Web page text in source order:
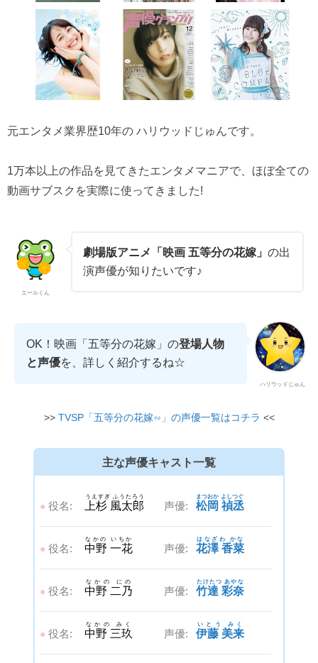
元エンタメ業界歴10年の ハリウッドじゅんです。
1万本以上の作品を見てきたエンタメマニアで、ほぼ全ての
動画サブスクを実際に使ってきました!
エールくん
劇場版アニメ「映画 五等分の花嫁」 の出
演声優が知りたいです♪
ハリウッドじゅん
OK！映画「五等分の花嫁」の登場人物
と声優を、詳しく紹介するね☆
>> TVSP「五等分の花嫁∽」の声優一覧はコチラ <<
主な声優キャスト一覧
● 役名: 上杉 風太郎
うえすぎ ふうたろう
声優: 松岡 禎丞
まつおか よしつぐ
● 役名: 中野 一花
なかの いちか
声優: 花澤 香菜
はなざわ かな
● 役名: 中野 二乃
なかの にの
声優: 竹達 彩奈
たけたつ あやな
● 役名: 中野 三玖
なかの みく
声優: 伊藤 美来
いとう みく